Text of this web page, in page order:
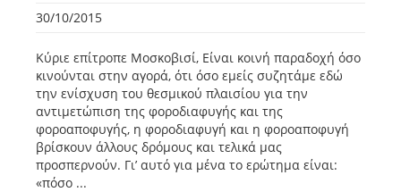
30/10/2015
Κύριε επίτροπε Μοσκοβισί, Είναι κοινή παραδοχή όσο
κινούνται στην αγορά, ότι όσο εμείς συζητάμε εδώ
την ενίσχυση του θεσμικού πλαισίου για την
αντιμετώπιση της φοροδιαφυγής και της
φοροαποφυγής, η φοροδιαφυγή και η φοροαποφυγή
βρίσκουν άλλους δρόμους και τελικά μας
προσπερνούν. Γι’ αυτό για μένα το ερώτημα είναι:
«πόσο ...